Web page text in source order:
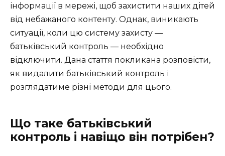
інформації в мережі, щоб захистити наших дітей
від небажаного контенту. Однак, виникають
ситуації, коли цю систему захисту —
батьківський контроль — необхідно
відключити. Дана стаття покликана розповісти,
як видалити батьківський контроль і
розглядатиме різні методи для цього.
Що таке батьківський
контроль і навіщо він потрібен?